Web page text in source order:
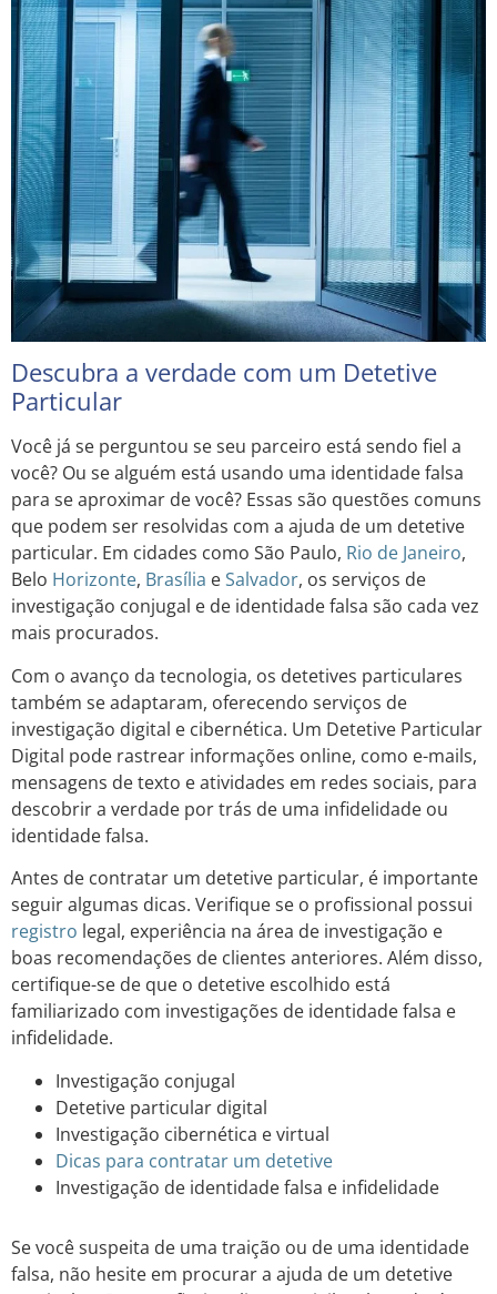
Descubra a verdade com um Detetive
Particular
Você já se perguntou se seu parceiro está sendo fiel a
você? Ou se alguém está usando uma identidade falsa
para se aproximar de você? Essas são questões comuns
que podem ser resolvidas com a ajuda de um detetive
particular. Em cidades como São Paulo, Rio de Janeiro,
Belo Horizonte, Brasília eSalvador, os serviços de
investigação conjugal e de identidade falsa são cada vez
mais procurados.
Com o avanço da tecnologia, os detetives particulares
também se adaptaram, oferecendo serviços de
investigação digital e cibernética. Um Detetive Particular
Digital pode rastrear informações online, como e-mails,
mensagens de texto e atividades em redes sociais, para
descobrir a verdade por trás de uma infidelidade ou
identidade falsa.
Antes de contratar um detetive particular, é importante
seguir algumas dicas. Verifique se o profissional possui
registro legal, experiência na área de investigação e
boas recomendações de clientes anteriores. Além disso,
certifique-se de que o detetive escolhido está
familiarizado com investigações de identidade falsa e
infidelidade.
Investigação conjugal
Detetive particular digital
Investigação cibernética e virtual
Dicas para contratar um detetive
Investigação de identidade falsa e infidelidade
Se você suspeita de uma traição ou de uma identidade
falsa, não hesite em procurar a ajuda de um detetive